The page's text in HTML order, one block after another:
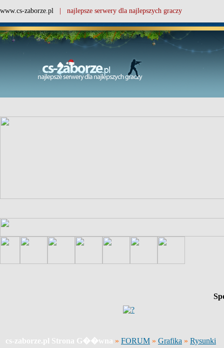
www.cs-zaborze.pl | najlepsze serwery dla najlepszych graczy
cs-zaborze.pl Strona G��wna » FORUM » Grafika » Rysunki